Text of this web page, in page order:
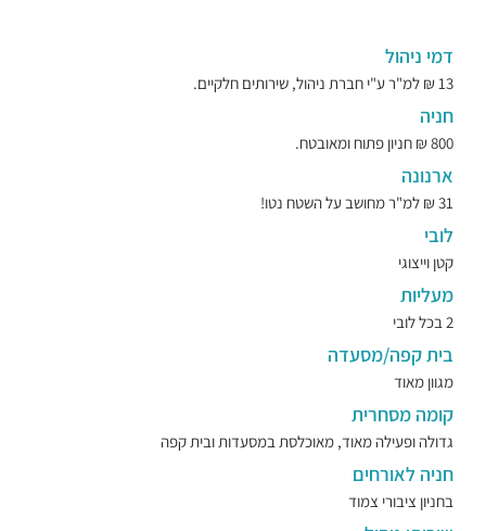
דמי ניהול
13 ₪ למ"ר ע"י חברת ניהול, שירותים חלקיים.
חניה
800 ₪ חניון פתוח ומאובטח.
ארנונה
31 ₪ למ"ר מחושב על השטח נטו!
לובי
קטן וייצוגי
מעליות
2 בכל לובי
בית קפה/מסעדה
מגוון מאוד
קומה מסחרית
גדולה ופעילה מאוד, מאוכלסת במסעדות ובית קפה
חניה לאורחים
בחניון ציבורי צמוד